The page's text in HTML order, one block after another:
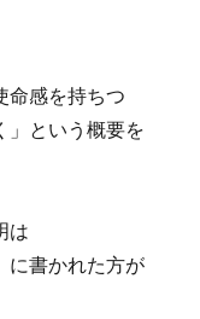
命感を持ちつ
という概要を
は
に書かれた方が